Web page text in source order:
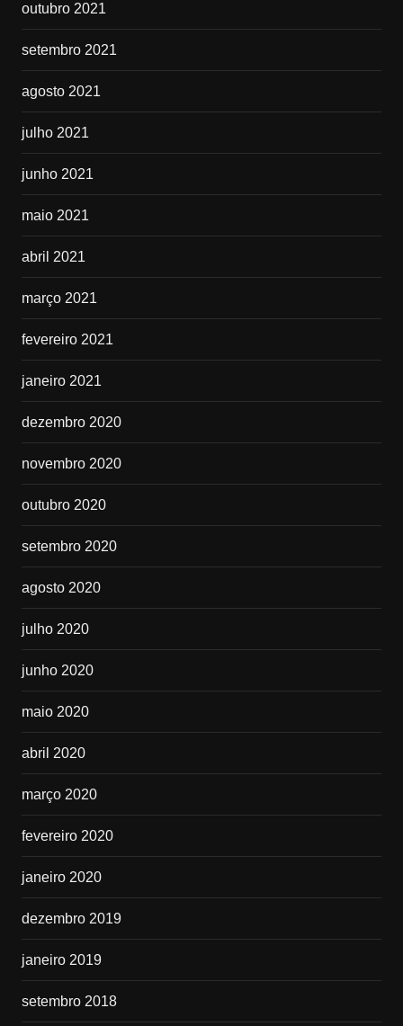
outubro 2021
setembro 2021
agosto 2021
julho 2021
junho 2021
maio 2021
abril 2021
março 2021
fevereiro 2021
janeiro 2021
dezembro 2020
novembro 2020
outubro 2020
setembro 2020
agosto 2020
julho 2020
junho 2020
maio 2020
abril 2020
março 2020
fevereiro 2020
janeiro 2020
dezembro 2019
janeiro 2019
setembro 2018